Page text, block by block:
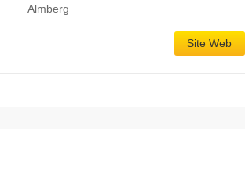
Almberg
Site Web